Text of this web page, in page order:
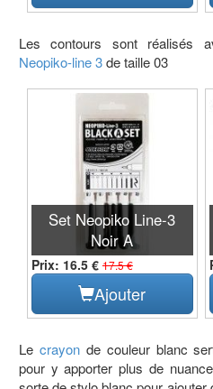
Les contours sont réalisés
Neopiko-line 3de taille 03
Set Neopiko Line-3
Noir A
Prix: 16.5 € 17.5 €
Ajouter
Le crayonde couleur blanc
pour y apporter plus de